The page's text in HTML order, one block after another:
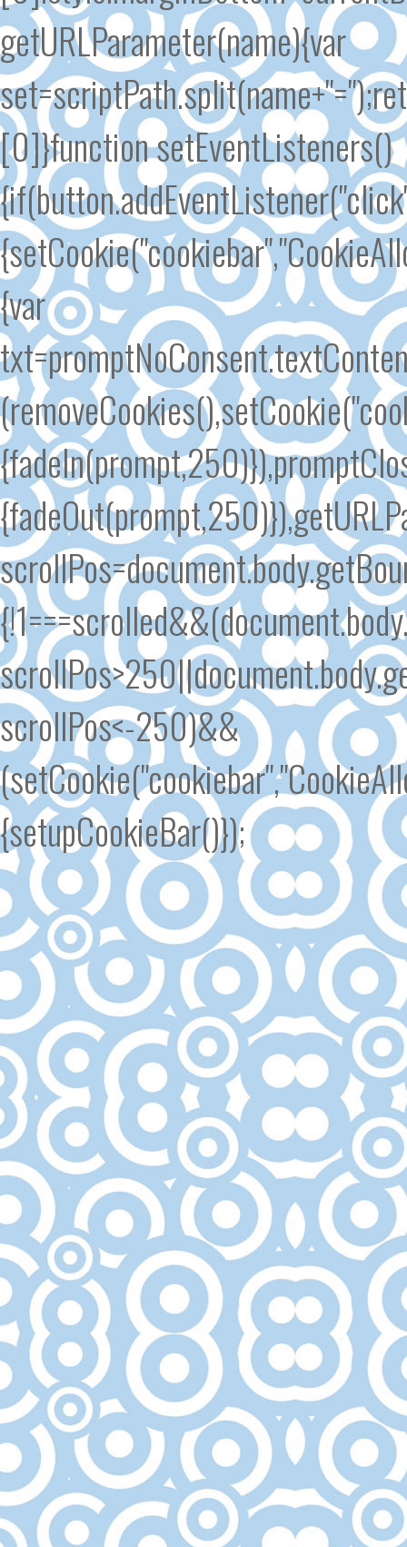
getURLParameter(name){var
[0]}function setEventListeners()
{var
scrollPos<-250)&&
{setupCookieBar()});